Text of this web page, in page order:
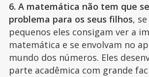
6. A matemática não tem que
problema para os seus filhos,
pequenos eles consigam ver a
matemática e se envolvam no
mundo dos números. Eles
parte acadêmica com grande